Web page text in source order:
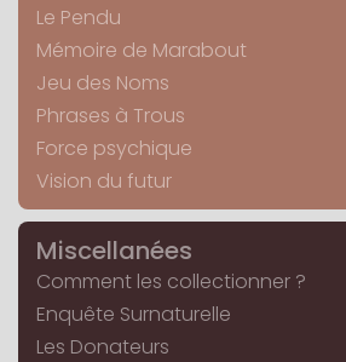
Le Pendu
Mémoire de Marabout
Jeu des Noms
Phrases à Trous
Force psychique
Vision du futur
Miscellanées
Comment les collectionner ?
Enquête Surnaturelle
Les Donateurs